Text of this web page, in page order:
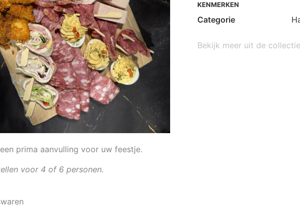
prima aanvulling voor uw feestje.
voor 4 of 6 personen.
KENMERKEN
Categorie
Bekijk meer uit de